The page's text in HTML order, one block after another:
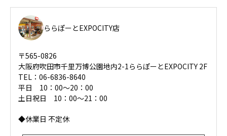
ららぽーとEXPOCITY店
〒565-0826
大阪府吹田市千里万博公園地内2-1ららぽーとEXPOCITY 2F
TEL：06-6836-8640
平日 10：00〜20：00
土日祝日 10：00～21：00
◆休業日 不定休